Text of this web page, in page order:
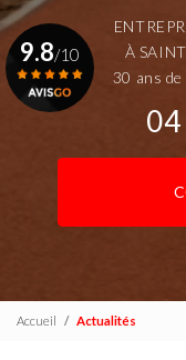
À
30 ans
9.8/10
Accueil Actualités